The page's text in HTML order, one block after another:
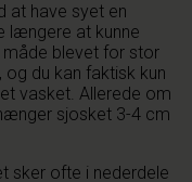
at have syet en
længere at kunne
måde blevet for stor
du kan faktisk kun
vasket. Allerede om
sjosket 3-4 cm
sker ofte i nederdele